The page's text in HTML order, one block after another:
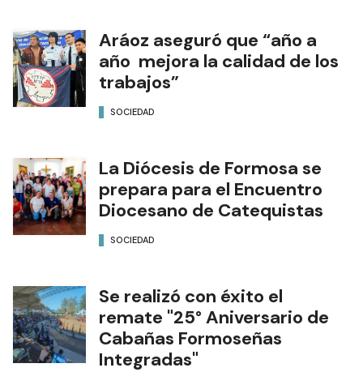
Aráoz aseguró que “año a
año mejora la calidad de los
trabajos”
SOCIEDAD
La Diócesis de Formosa se
prepara para el Encuentro
Diocesano de Catequistas
SOCIEDAD
Se realizó con éxito el
remate "25° Aniversario de
Cabañas Formoseñas
Integradas"